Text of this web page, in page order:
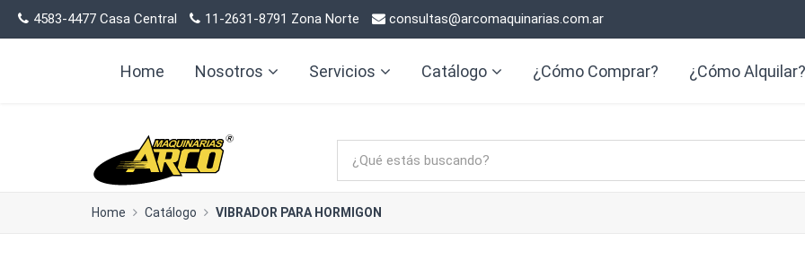
4583-4477 Casa Central 11-2631-8791 Zona Norte consultas@arcomaquinarias.com.ar
Home Nosotros Servicios Catálogo ¿Cómo Comprar? ¿Cómo Alquilar?
Home Catálogo VIBRADOR PARA HORMIGON